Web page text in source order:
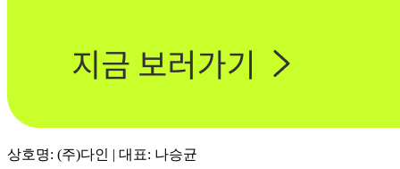
상호명: (주)다인 | 대표: 나승균